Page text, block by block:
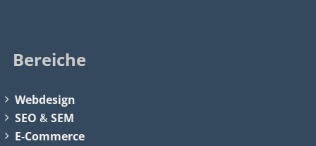
Bereiche
Webdesign
SEO &SEM
E-Commerce